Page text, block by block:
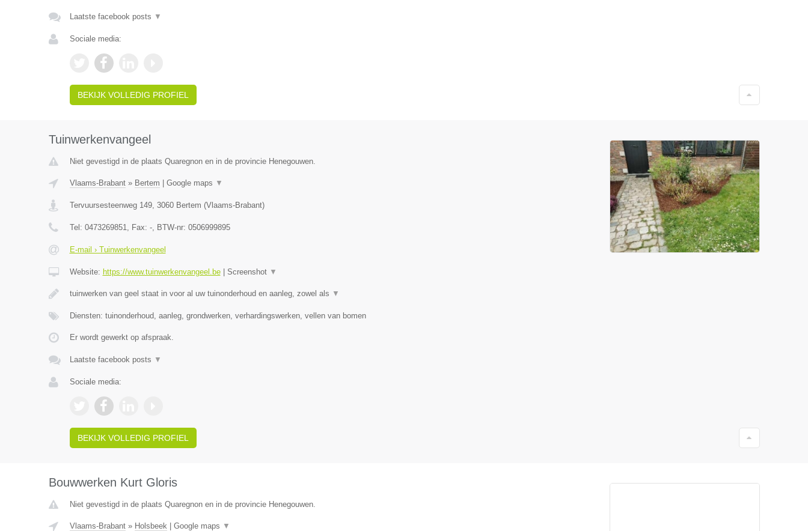
Laatste facebook posts ▼
Sociale media:
BEKIJK VOLLEDIG PROFIEL
Tuinwerkenvangeel
Niet gevestigd in de plaats Quaregnon en in de provincie Henegouwen.
Vlaams-Brabant» Bertem Google maps ▼
Tervuursesteenweg 149, 3060 Bertem (Vlaams-Brabant)
Tel: 0473269851, Fax: -, BTW-nr: 0506999895
E-mail › Tuinwerkenvangeel
Website: https://www.tuinwerkenvangeel.be| Screenshot ▼
tuinwerken van geel staat in voor al uw tuinonderhoud en aanleg, zowel als ▼
Diensten: tuinonderhoud, aanleg, grondwerken, verhardingswerken, vellen van bomen
Er wordt gewerkt op afspraak.
Laatste facebook posts ▼
Sociale media:
BEKIJK VOLLEDIG PROFIEL
Bouwwerken Kurt Gloris
Niet gevestigd in de plaats Quaregnon en in de provincie Henegouwen.
Vlaams-Brabant» Holsbeek| Google maps ▼